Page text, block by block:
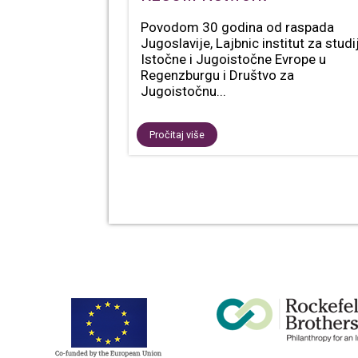
Povodom 30 godina od raspada
Jugoslavije, Lajbnic institut za
Istočne i Jugoistočne Evrope u
Regenzburgu i Društvo za
Jugoistočnu...
Pročitaj više